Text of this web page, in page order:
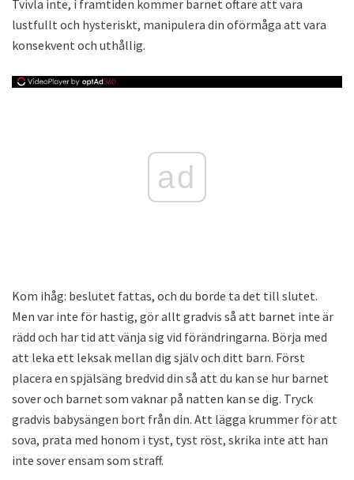
Tvivla inte, i framtiden kommer barnet oftare att vara
lustfullt och hysteriskt, manipulera din oförmåga att vara
konsekvent och uthållig.
ad
Kom ihåg: beslutet fattas, och du borde ta det till slutet.
Men var inte för hastig, gör allt gradvis så att barnet inte är
rädd och har tid att vänja sig vid förändringarna. Börja med
att leka ett leksak mellan dig själv och ditt barn. Först
placera en spjälsäng bredvid din så att du kan se hur barnet
sover och barnet som vaknar på natten kan se dig. Tryck
gradvis babysängen bort från din. Att lägga krummer för att
sova, prata med honom i tyst, tyst röst, skrika inte att han
inte sover ensam som straff.